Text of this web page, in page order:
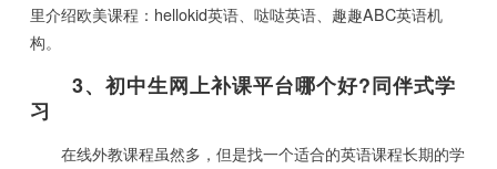
里介绍欧美课程：hellokid英语、哒哒英语、趣趣ABC英语机
构。
3、初中生网上补课平台哪个好?同伴式学
习
在线外教课程虽然多，但是找一个适合的英语课程长期的学